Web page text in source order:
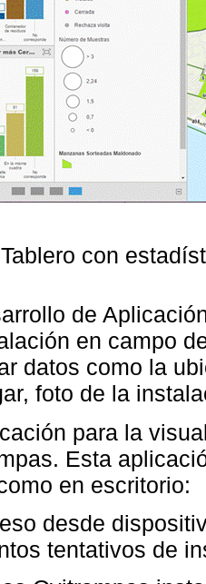
Tablero con
de
en campo
datos como la
foto de la
para la
Esta
en escritorio:
desde
tentativos de